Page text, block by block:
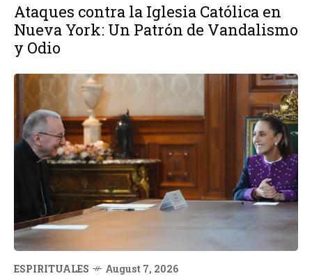
Ataques contra la Iglesia Católica en
Nueva York: Un Patrón de Vandalismo
y Odio
ESPIRITUALES August 7, 2026